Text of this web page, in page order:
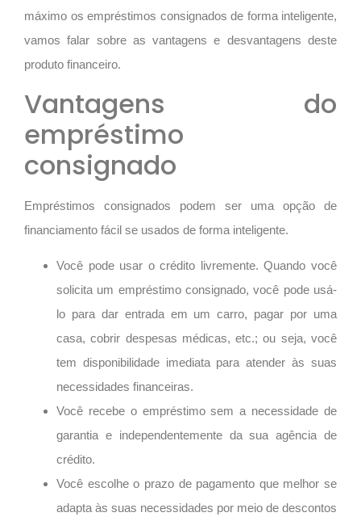
máximo os empréstimos consignados de forma inteligente,
vamos falar sobre as vantagens e desvantagens deste
produto financeiro.
Vantagens do
empréstimo
consignado
Empréstimos consignados podem ser uma opção de
financiamento fácil se usados de forma inteligente.
Você pode usar o crédito livremente. Quando você
solicita um empréstimo consignado, você pode usá-
lo para dar entrada em um carro, pagar por uma
casa, cobrir despesas médicas, etc.; ou seja, você
tem disponibilidade imediata para atender às suas
necessidades financeiras.
Você recebe o empréstimo sem a necessidade de
garantia e independentemente da sua agência de
crédito.
Você escolhe o prazo de pagamento que melhor se
adapta às suas necessidades por meio de descontos